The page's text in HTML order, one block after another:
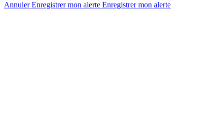
AnnulerEnregistrer mon alerte Enregistrermon alerte